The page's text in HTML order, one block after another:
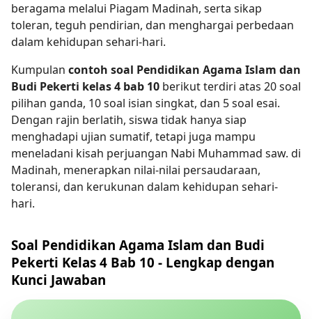
beragama melalui Piagam Madinah, serta sikap
toleran, teguh pendirian, dan menghargai perbedaan
dalam kehidupan sehari-hari.
Kumpulan contoh soal Pendidikan Agama Islam dan
Budi Pekerti kelas 4 bab 10 berikut terdiri atas 20 soal
pilihan ganda, 10 soal isian singkat, dan 5 soal esai.
Dengan rajin berlatih, siswa tidak hanya siap
menghadapi ujian sumatif, tetapi juga mampu
meneladani kisah perjuangan Nabi Muhammad saw. di
Madinah, menerapkan nilai-nilai persaudaraan,
toleransi, dan kerukunan dalam kehidupan sehari-
hari.
Soal Pendidikan Agama Islam dan Budi
Pekerti Kelas 4 Bab 10 - Lengkap dengan
Kunci Jawaban